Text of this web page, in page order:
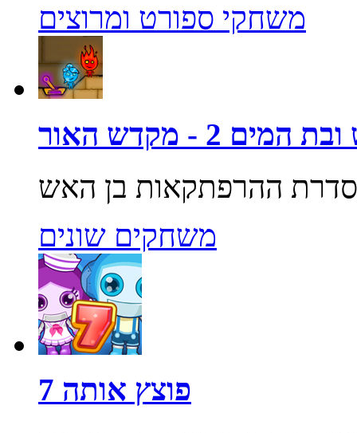
משחקי ספורט ומרוצים
2 - מקדש האור
משחקים שונים
פוצץ אותה 7